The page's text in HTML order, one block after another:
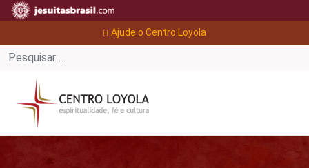
Ajude o Centro Loyola